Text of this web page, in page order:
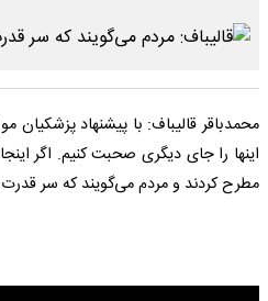
محمدباقر قالیباف: با پیشنهاد پزشکیان
اینها را جای دیگری صحبت کنیم. اگر
مطرح کردند و مردم می‌گویند که سر قدرت